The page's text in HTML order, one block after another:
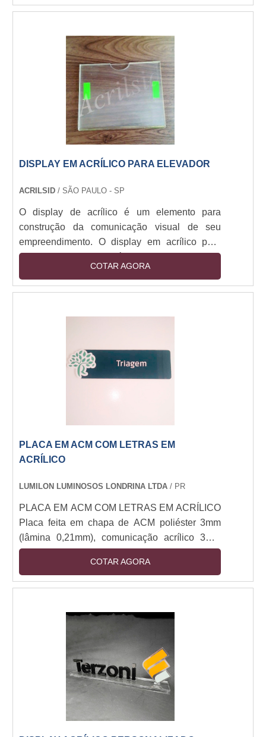
compartimento em formato cilíndrico e, ao ser
local. A usabilidade é extensa, podendo ocorrer
em apresentações, aniversários, casamentos, e
muitas outras situações.Detalhes importantes
do materialO porta ba....
DISPLAY EM ACRÍLICO PARA ELEVADOR
ACRILSID / SÃO PAULO - SP
O display de acrílico é um elemento para
construção da comunicação visual de seu
empreendimento. O display em acrílico para
elevador mais comum é o do tipo “porta folha”.
As utilizações também são diversas, que o
possibilita ser aproveitado para a indicação de
condomínio e outros, bem como para algum tipo
residenciais.Co....
COTAR AGORA
PLACA EM ACM COM LETRAS EM
ACRÍLICO
LUMILON LUMINOSOS LONDRINA LTDA / PR
PLACA EM ACM COM LETRAS EM ACRÍLICO
Placa feita em chapa de ACM poliéster 3mm
(lâmina 0,21mm), comunicação acrílico 3mm
cortado a laser colado no ACM
COTAR AGORA